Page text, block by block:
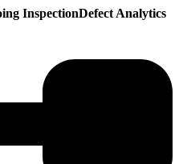
InspectionDefect Analytics